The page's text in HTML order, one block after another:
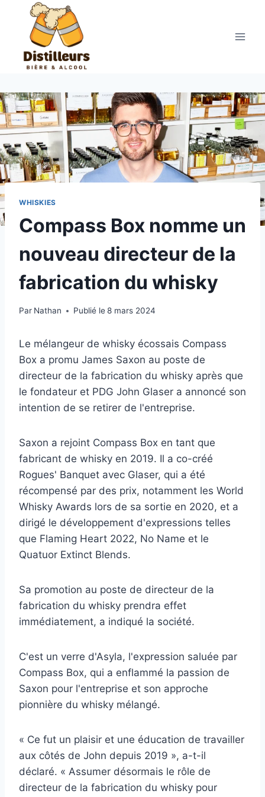
contenu
WHISKIES
Compass Box nomme un
nouveau directeur de la
fabrication du whisky
Par Nathan Publié le 8 mars 2024
Le mélangeur de whisky écossais Compass
Box a promu James Saxon au poste de
directeur de la fabrication du whisky après que
le fondateur et PDG John Glaser a annoncé son
intention de se retirer de l'entreprise.
Saxon a rejoint Compass Box en tant que
fabricant de whisky en 2019. Il a co-créé
Rogues' Banquet avec Glaser, qui a été
récompensé par des prix, notamment les World
Whisky Awards lors de sa sortie en 2020, et a
dirigé le développement d'expressions telles
que Flaming Heart 2022, No Name et le
Quatuor Extinct Blends.
Sa promotion au poste de directeur de la
fabrication du whisky prendra effet
immédiatement, a indiqué la société.
C'est un verre d'Asyla, l'expression saluée par
Compass Box, qui a enflammé la passion de
Saxon pour l'entreprise et son approche
pionnière du whisky mélangé.
« Ce fut un plaisir et une éducation de travailler
aux côtés de John depuis 2019 », a-t-il
déclaré. « Assumer désormais le rôle de
directeur de la fabrication du whisky pour